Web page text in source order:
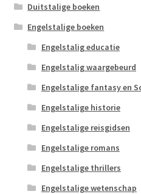
Duitstalige boeken
Engelstalige boeken
Engelstalig educatie
Engelstalig waargebeurd
Engelstalige fantasy en
Engelstalige historie
Engelstalige reisgidsen
Engelstalige romans
Engelstalige thrillers
Engelstalige wetenschap